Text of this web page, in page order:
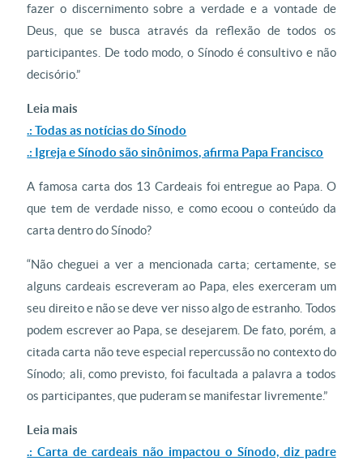
fazer o discernimento sobre a verdade e a vontade de
Deus, que se busca através da reflexão de todos os
participantes. De todo modo, o Sínodo é consultivo e não
decisório.”
Leia mais
.: Todas as notícias do Sínodo
.: Igreja e Sínodo são sinônimos, afirma Papa Francisco
A famosa carta dos 13 Cardeais foi entregue ao Papa. O
que tem de verdade nisso, e como ecoou o conteúdo da
carta dentro do Sínodo?
“Não cheguei a ver a mencionada carta; certamente, se
alguns cardeais escreveram ao Papa, eles exerceram um
seu direito e não se deve ver nisso algo de estranho. Todos
podem escrever ao Papa, se desejarem. De fato, porém, a
citada carta não teve especial repercussão no contexto do
Sínodo; ali, como previsto, foi facultada a palavra a todos
os participantes, que puderam se manifestar livremente.”
Leia mais
.: Carta de cardeais não impactou o Sínodo, diz padre